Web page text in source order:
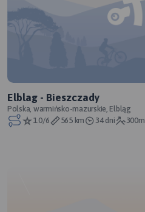
Elblag - Bieszczady
Polska, warmińsko-mazurskie, Elbląg
1.0/6
565 km 34 dni 300m